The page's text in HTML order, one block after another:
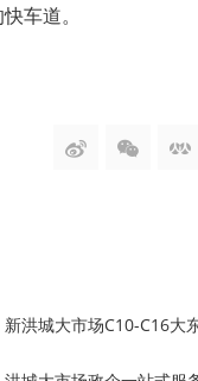
车道。
洪城大市场C10-C16大